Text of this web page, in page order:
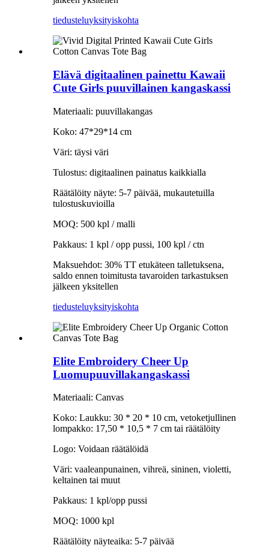
tiedusteluyksityiskohta
Elävä digitaalinen painettu Kawaii
Cute Girls puuvillainen kangaskassi
Materiaali: puuvillakangas
Koko: 47*29*14 cm
Väri: täysi väri
Tulostus: digitaalinen painatus kaikkialla
Räätälöity näyte: 5-7 päivää, mukautetuilla
tulostuskuvioilla
MOQ: 500 kpl / malli
Pakkaus: 1 kpl / opp pussi, 100 kpl / ctn
Maksuehdot: 30% TT etukäteen talletuksena,
saldo ennen toimitusta tavaroiden tarkastuksen
jälkeen yksitellen
tiedusteluyksityiskohta
Elite Embroidery Cheer Up
Luomupuuvillakangaskassi
Materiaali: Canvas
Koko: Laukku: 30 * 20 * 10 cm, vetoketjullinen
lompakko: 17,50 * 10,5 * 7 cm tai räätälöity
Logo: Voidaan räätälöidä
Väri: vaaleanpunainen, vihreä, sininen, violetti,
keltainen tai muut
Pakkaus: 1 kpl/opp pussi
MOQ: 1000 kpl
Räätälöity näyteaika: 5-7 päivää